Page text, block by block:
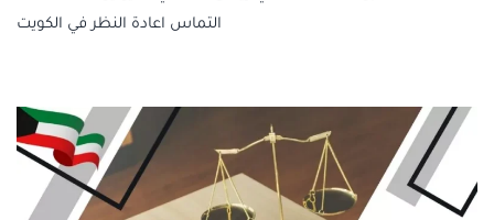
التماس اعادة النظر في الكويت